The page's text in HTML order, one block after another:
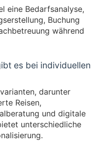
eine Bedarfsanalyse,
Buchung
während
es bei individuellen
darunter
Reisen,
und digitale
unterschiedliche